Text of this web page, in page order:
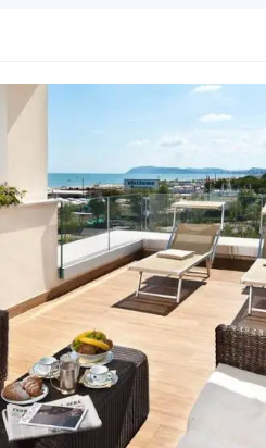
Guarda tutte le foto